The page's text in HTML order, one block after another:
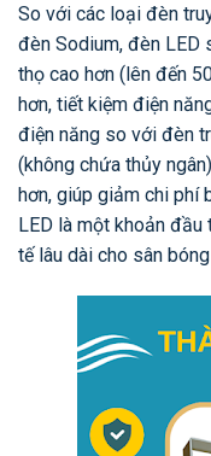
So với các loại đèn
đèn Sodium, đèn LED
thọ cao hơn (lên đến
hơn, tiết kiệm điện
điện năng so với đèn
(không chứa thủy
hơn, giúp giảm chi phí
LED là một khoản đầu
tế lâu dài cho sân